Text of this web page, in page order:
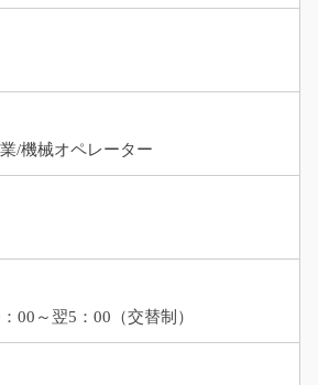
/機械オペレーター
00～翌5：00（交替制）